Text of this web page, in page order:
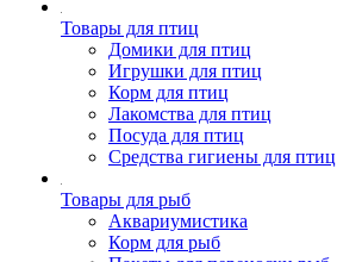
Товары для птиц
Домики для птиц
Игрушки для птиц
Корм для птиц
Лакомства для птиц
Посуда для птиц
Средства гигиены для птиц
Товары для рыб
Аквариумистика
Корм для рыб